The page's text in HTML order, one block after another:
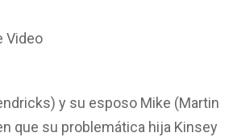
Video
y su esposo Mike (Martin
que su problemática hija Kinsey